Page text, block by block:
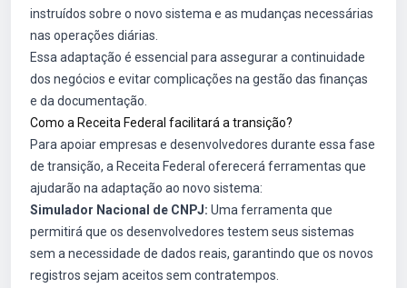
instruídos sobre o novo sistema e as mudanças necessárias
nas operações diárias.
Essa adaptação é essencial para assegurar a continuidade
dos negócios e evitar complicações na gestão das finanças
e da documentação.
Como a Receita Federal facilitará a transição?
Para apoiar empresas e desenvolvedores durante essa fase
de transição, a Receita Federal oferecerá ferramentas que
ajudarão na adaptação ao novo sistema:
Simulador Nacional de CNPJ: Uma ferramenta que
permitirá que os desenvolvedores testem seus sistemas
sem a necessidade de dados reais, garantindo que os novos
registros sejam aceitos sem contratempos.